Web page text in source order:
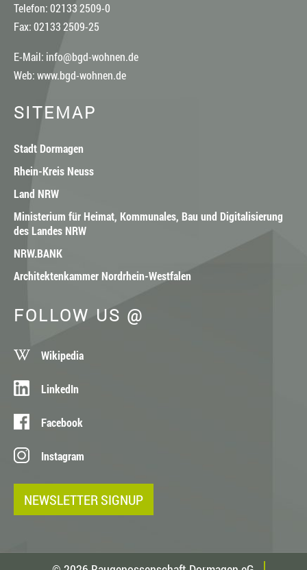
Telefon: 02133 2509-0
Fax: 02133 2509-25
E-Mail: info@bgd-wohnen.de
Web:www.bgd-wohnen.de
SITEMAP
Stadt Dormagen
Rhein-Kreis Neuss
Land NRW
Ministerium für Heimat, Kommunales, Bau und Digitalisierung
des Landes NRW
NRW.BANK
Architektenkammer Nordrhein-Westfalen
FOLLOW US @
Wikipedia
LinkedIn
Facebook
Instagram
NEWSLETTER SIGNUP